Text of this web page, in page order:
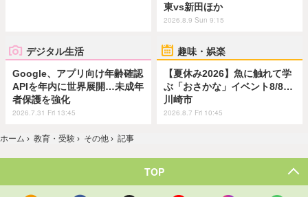
東vs新田ほか
2026.8.9 Sun 9:15
デジタル生活
Google、アプリ向け年齢確認
APIを年内に世界展開…未成年
者保護を強化
2026.7.31 Fri 13:45
趣味・娯楽
【夏休み2026】魚に触れて学
ぶ「おさかな」イベント8/8…
川崎市
2026.8.7 Fri 10:45
ホーム › 教育・受験 › その他 › 記事
TOP